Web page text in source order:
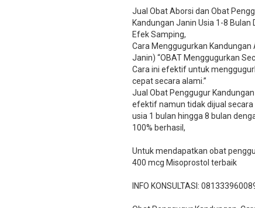
Jual Obat Aborsi dan Obat
Kandungan Janin Usia 1-8
Efek Samping,
Cara Menggugurkan
Janin) “OBAT Menggugurkan
Cara ini efektif untuk
cepat secara alami.”
Jual Obat Penggugur
efektif namun tidak dijual secara
usia 1 bulan hingga 8 bulan
100% berhasil,
Untuk mendapatkan obat
400 mcg Misoprostol terbaik
INFO KONSULTASI: